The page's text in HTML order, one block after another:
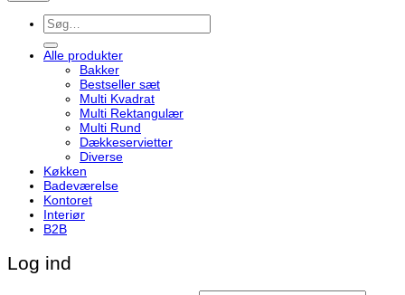
Søg
efter:
Alle produkter
Bakker
Bestseller sæt
Multi Kvadrat
Multi Rektangulær
Multi Rund
Dækkeservietter
Diverse
Køkken
Badeværelse
Kontoret
Interiør
B2B
Log ind